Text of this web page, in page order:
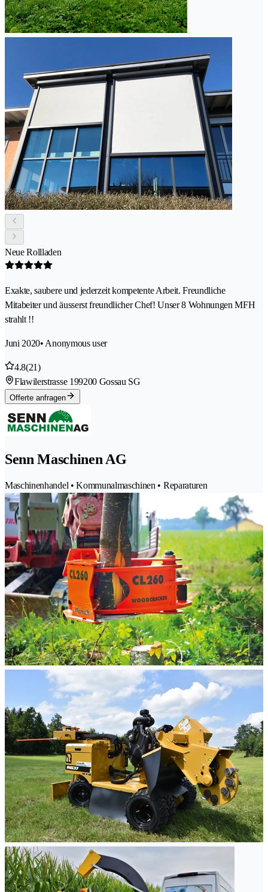
Neue Rollladen
Exakte, saubere und jederzeit kompetente Arbeit. Freundliche
Mitabeiter und äusserst freundlicher Chef! Unser 8 Wohnungen MFH
strahlt !!
Juni 2020• Anonymous user
4.8(21)
Flawilerstrasse 199200 Gossau SG
Offerte anfragen
Senn Maschinen AG
Maschinenhandel • Kommunalmaschinen • Reparaturen